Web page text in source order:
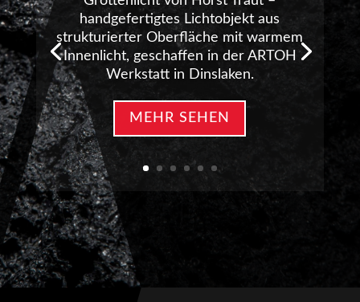
handgefertigtes Lichtobjekt aus
strukturierter Oberfläche mit warmem
Innenlicht, geschaffen in der ARTOH
Werkstatt in Dinslaken.
MEHR SEHEN